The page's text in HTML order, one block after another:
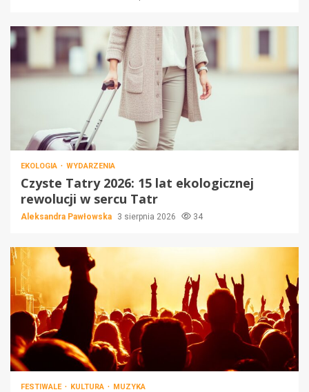
EKOLOGIA WYDARZENIA
Czyste Tatry 2026: 15 lat ekologicznej
rewolucji w sercu Tatr
Aleksandra Pawłowska 3 sierpnia 2026 34
FESTIWALE KULTURA MUZYKA